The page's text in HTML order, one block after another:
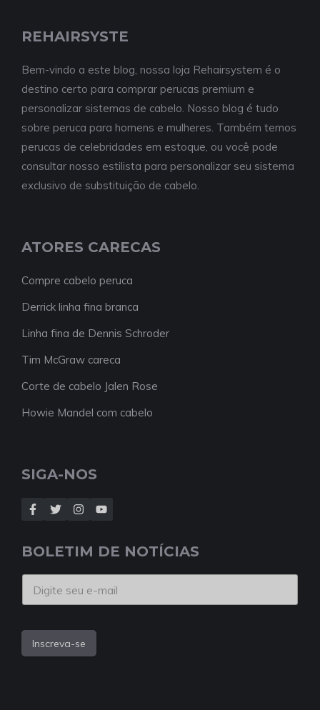
REHAIRSYSTE
Bem-vindo a este blog, nossa loja Rehairsystem é o
destino certo para comprar perucas premium e
personalizar sistemas de cabelo. Nosso blog é tudo
sobre peruca para homens e mulheres. Também temos
perucas de celebridades em estoque, ou você pode
consultar nosso estilista para personalizar seu sistema
exclusivo de substituição de cabelo.
ATORES CARECAS
Compre cabelo peruca
Derrick linha fina branca
Linha fina de Dennis Schroder
Tim McGraw careca
Corte de cabelo Jalen Rose
Howie Mandel com cabelo
SIGA-NOS
BOLETIM DE NOTÍCIAS
Inscreva-se